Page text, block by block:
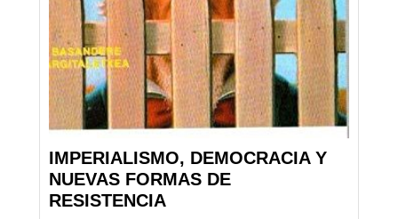
IMPERIALISMO, DEMOCRACIA Y
NUEVAS FORMAS DE
RESISTENCIA